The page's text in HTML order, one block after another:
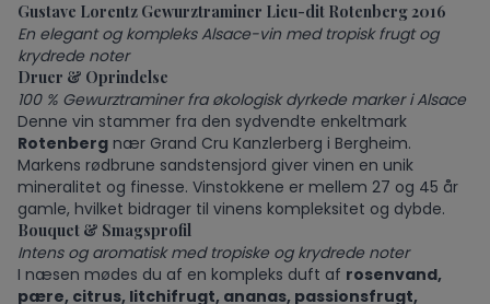
Gustave Lorentz Gewurztraminer Lieu-dit Rotenberg 2016
En elegant og kompleks Alsace-vin med tropisk frugt og
krydrede noter
Druer & Oprindelse
100 % Gewurztraminer fra økologisk dyrkede marker i Alsace
Denne vin stammer fra den sydvendte enkeltmark
Rotenberg nær Grand Cru Kanzlerberg i Bergheim.
Markens rødbrune sandstensjord giver vinen en unik
mineralitet og finesse. Vinstokkene er mellem 27 og 45 år
gamle, hvilket bidrager til vinens kompleksitet og dybde.
Bouquet & Smagsprofil
Intens og aromatisk med tropiske og krydrede noter
I næsen mødes du af en kompleks duft af rosenvand,
pære, citrus, litchifrugt, ananas, passionsfrugt,